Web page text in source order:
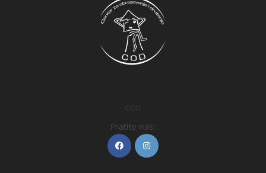
Pratite nas: